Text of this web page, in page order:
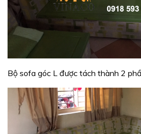
Bộ sofa góc L được tách thành 2